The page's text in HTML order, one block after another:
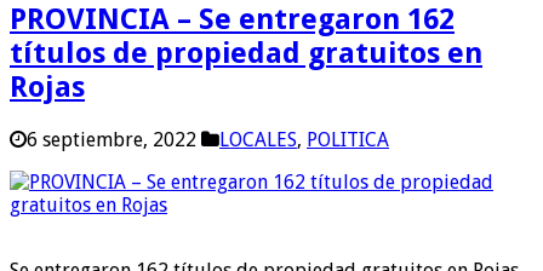
PROVINCIA – Se entregaron 162
títulos de propiedad gratuitos en
Rojas
6 septiembre, 2022 LOCALES, POLITICA